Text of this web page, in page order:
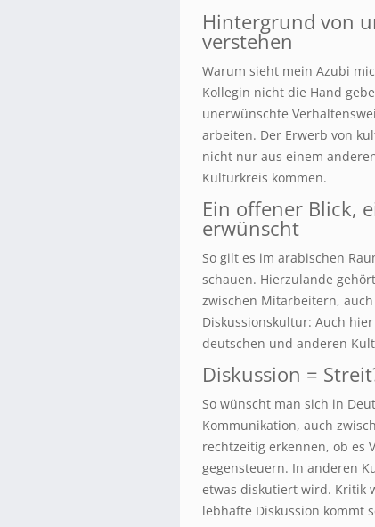
Hintergrund von
verstehen
Warum sieht mein Azubi
Kollegin nicht die Hand
unerwünschte
arbeiten. Der Erwerb von
nicht nur aus einem
Kulturkreis kommen.
Ein offener Blick,
erwünscht
So gilt es im arabischen
schauen. Hierzulande
zwischen Mitarbeitern,
Diskussionskultur: Auch
deutschen und anderen
Diskussion =
So wünscht man sich in
Kommunikation, auch
rechtzeitig erkennen, ob es
gegensteuern. In anderen
etwas diskutiert wird. Kritik
lebhafte Diskussion kommt